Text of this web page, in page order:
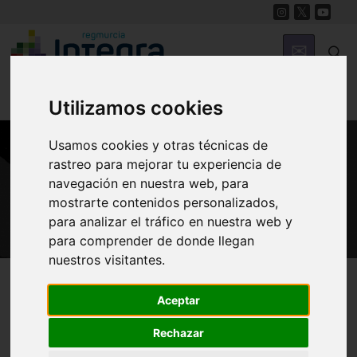
Utilizamos cookies
Usamos cookies y otras técnicas de
rastreo para mejorar tu experiencia de
navegación en nuestra web, para
mostrarte contenidos personalizados,
para analizar el tráfico en nuestra web y
para comprender de donde llegan
nuestros visitantes.
Aceptar
Rechazar
GASTRONOMÍA
Mercado Artesanal de Barriomar